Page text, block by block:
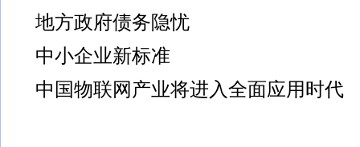
地方政府债务隐忧
中小企业新标准
中国物联网产业将进入全面应用时代